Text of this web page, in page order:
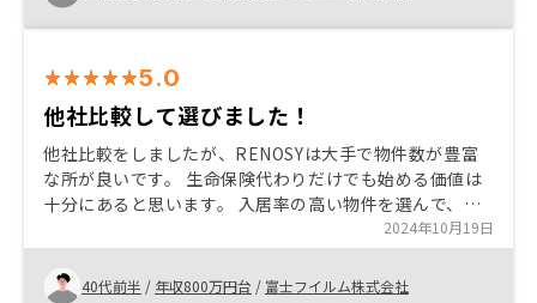
5.0
他社比較して選びました！
他社比較をしましたが、RENOSYは大手で物件数が豊富
な所が良いです。 生命保険代わりだけでも始める価値は
十分にあると思います。 入居率の高い物件を選んで、管
理もしてもらえば、楽に安定して運用できると思いま
す。 価格の落ちにくい物件を選べば、ほったらかしでも
家賃収入の一部でローン元金が減っていき、いつの間に
2024年10月19日
40代前半 / 年収800万円台 / 富士フイルム株式会社